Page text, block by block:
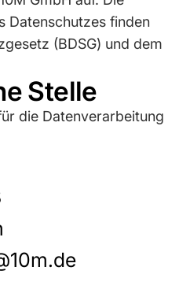
Datenschutzes finden
(BDSG) und dem
Stelle
die Datenverarbeitung